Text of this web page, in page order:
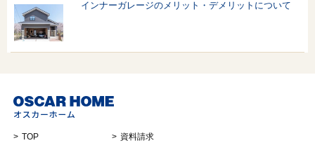
インナーガレージのメリット・デメリットについて
TOP
資料請求